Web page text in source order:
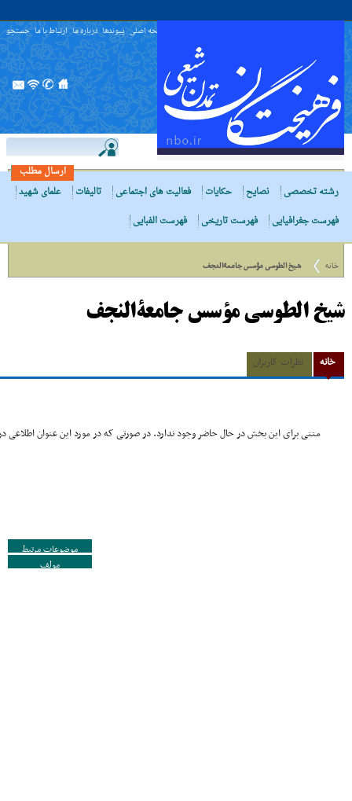
صفحه اصلی پیوندها درباره ما ارتباط با ما جستجو
ارسال مطلب
رشته تخصصی
نصایح حکایات فعالیت های اجتماعی تالیفات
علمای شهید
فهرست جغرافیایی
فهرست تاریخی فهرست الفبایی
خانه شیخ الطوسى مؤسس جامعةالنجف
شیخ الطوسى مؤسس جامعةالنجف
خانه نظرات کاربران
متنی برای این بخش در حال حاضر وجود ندارد. در صورتی که در مورد این عنوان اطلاعی
موضوعات مرتبط
مولف